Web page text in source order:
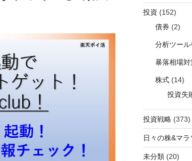
投資 (152)
債券 (2)
分析ツー
暴落相場対
株式(14)
投資失
投資戦略(373)
日々の株&マ
未分類(20)